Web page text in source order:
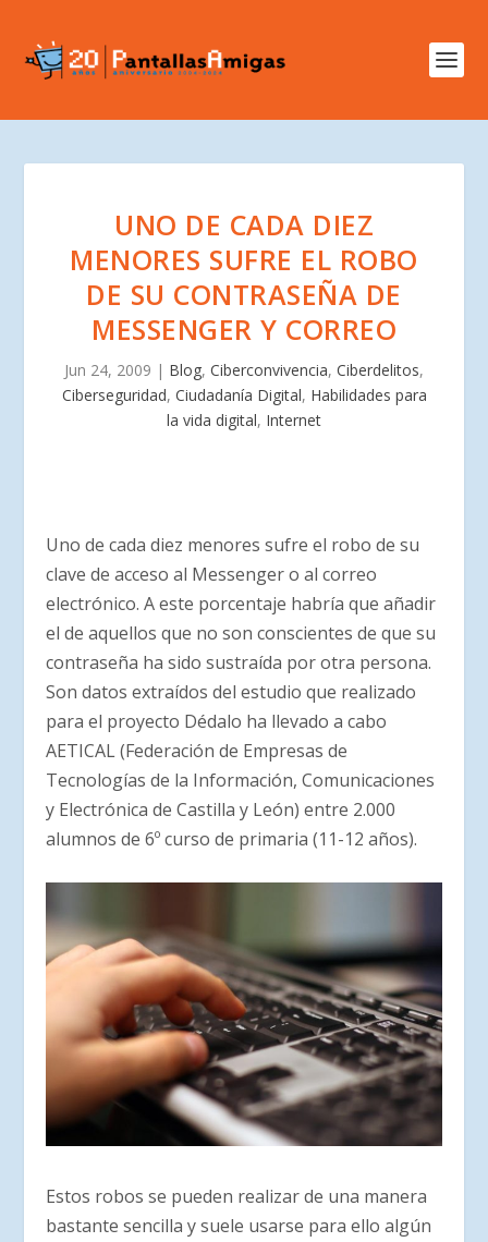
UNO DE CADA DIEZ
MENORES SUFRE EL ROBO
DE SU CONTRASEÑA DE
MESSENGER Y CORREO
Jun 24, 2009 | Blog, Ciberconvivencia, Ciberdelitos,
Ciberseguridad, Ciudadanía Digital, Habilidades para
la vida digital, Internet
Uno de cada diez menores sufre el robo de su
clave de acceso al Messenger o al correo
electrónico. A este porcentaje habría que añadir
el de aquellos que no son conscientes de que su
contraseña ha sido sustraída por otra persona.
Son datos extraídos del estudio que realizado
para el proyecto Dédalo ha llevado a cabo
AETICAL (Federación de Empresas de
Tecnologías de la Información, Comunicaciones
y Electrónica de Castilla y León) entre 2.000
alumnos de 6º curso de primaria (11-12 años).
Estos robos se pueden realizar de una manera
bastante sencilla y suele usarse para ello algún